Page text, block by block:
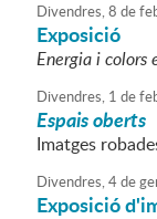
Divendres,8 de
Exposició
Energia i colors
Divendres, 1 de
Espais oberts
Imatges
Divendres,4de
Exposició